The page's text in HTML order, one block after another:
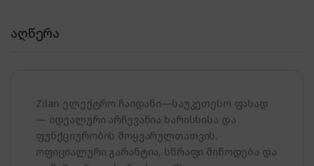
აღწერა
Zilan ელექტრო ჩაიდანი—საუკეთესო ფასად
— იდეალური არჩევანია ხარისხისა და
ფუნქციურობის მოყვარულთათვის.
ოფიციალური გარანტია, სწრაფი მიწოდება და